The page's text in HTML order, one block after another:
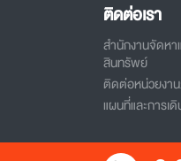
ติดต่อเรา
สำนักงานจัดหา
สินทรัพย์
ติดต่อหน่วยงา
แผนที่และการเ